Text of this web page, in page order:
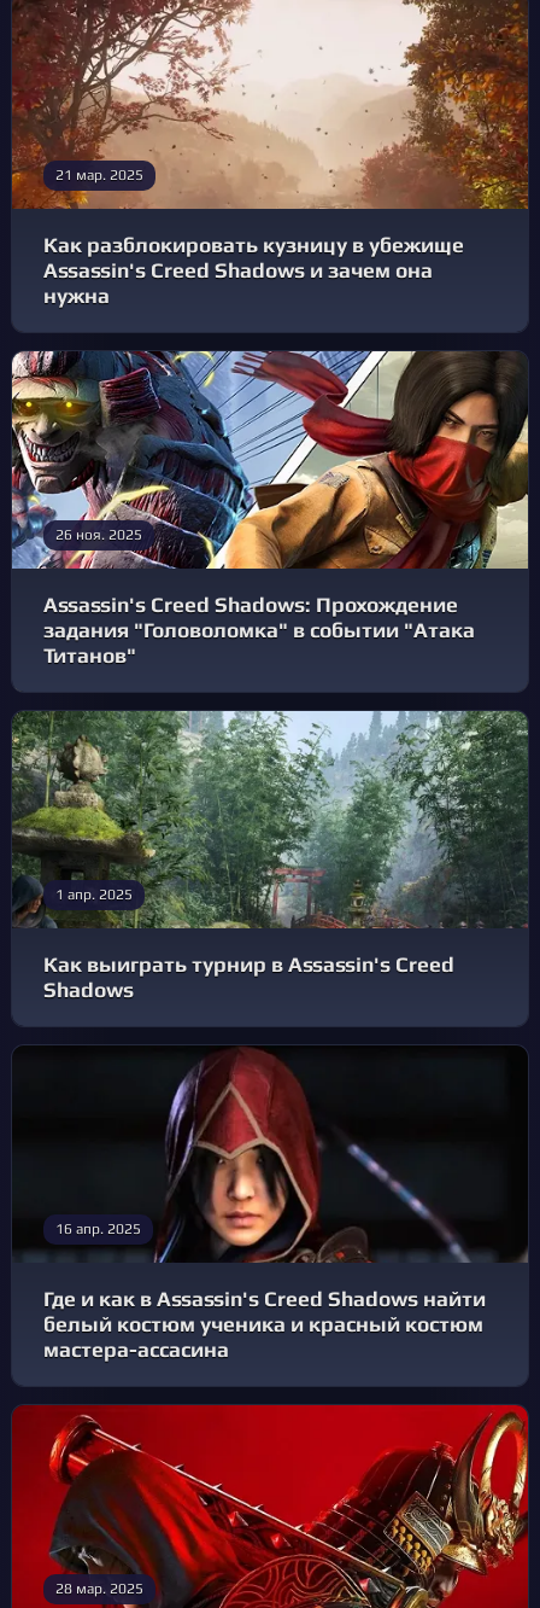
21 мар. 2025
Как разблокировать кузницу в убежище
Assassin's Creed Shadows и зачем она
нужна
26 ноя. 2025
Assassin's Creed Shadows: Прохождение
задания "Головоломка" в событии "Атака
Титанов"
1 апр. 2025
Как выиграть турнир в Assassin's Creed
Shadows
16 апр. 2025
Где и как в Assassin's Creed Shadows найти
белый костюм ученика и красный костюм
мастера-ассасина
28 мар. 2025